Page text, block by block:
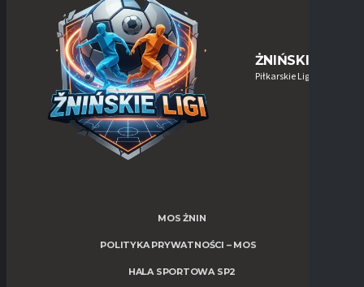
ŻNIŃSKIE-LIGI
Piłkarskie Ligi w Żninie
MOS ŻNIN
POLITYKA PRYWATNOŚCI – MOS
HALA SPORTOWA SP2